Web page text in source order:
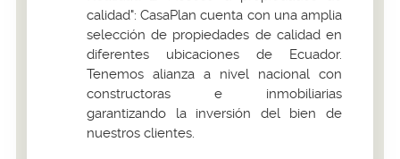
calidad": CasaPlan cuenta con una amplia
selección de propiedades de calidad en
diferentes ubicaciones de Ecuador.
Tenemos alianza a nivel nacional con
constructoras e inmobiliarias
garantizando la inversión del bien de
nuestros clientes.